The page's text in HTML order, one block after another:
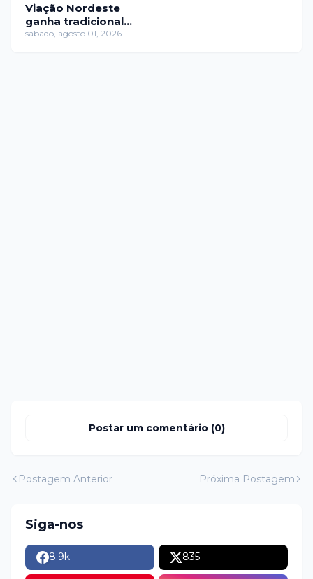
Viação Nordeste
ganha tradicional
layout da empresa
sábado, agosto 01, 2026
Postar um comentário (0)
Postagem Anterior Próxima Postagem
Siga-nos
8.9k 835